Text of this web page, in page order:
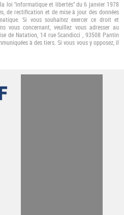
loi "informatique et libertés" du 6 janvier 1978
de rectification et de mise à jour des données
Si vous souhaitez exercer ce droit et
vous concernant, veuillez vous adresser au
de Natation, 14 rue Scandicci , 93508 Pantin
à des tiers. Si vous vous y opposez, il